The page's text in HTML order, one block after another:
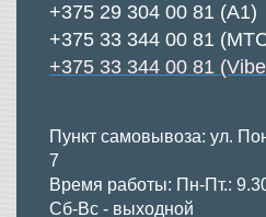
+375 29 304 00 81 (А1)
+375 33 344 00 81
+375 33 344 00 81
Пункт самовывоза: ул.
7
Время работы: Пн-Пт.:
Сб-Вс - выходной